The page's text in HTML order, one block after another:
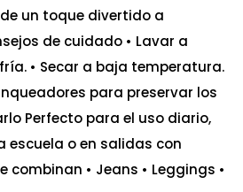
un toque divertido a
de cuidado • Lavar a
• Secar a baja temperatura.
para preservar los
Perfecto para el uso diario,
escuela o en salidas con
combinan • Jeans • Leggings •